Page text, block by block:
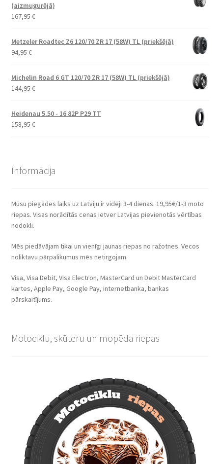
(aizmugurējā)
167,95 €
Metzeler Roadtec Z6 120/70 ZR 17 (58W) TL (priekšējā)
94,95 €
Michelin Road 6 GT 120/70 ZR 17 (58W) TL (priekšējā)
144,95 €
Heidenau 5.50 - 16 82P P29 TT
158,95 €
Informācija
Mūsu piegādes laiks uz Latviju ir vidēji 3-4 dienas. 19,95€/1-3 moto
riepas. Visas norādītās cenas ietver Latvijas pievienotās vērtības
nodokli.
Mēs piedāvājam tikai un vienīgi jaunas riepas no ražotnes. Vecos
noliktavu pārpalikumus mēs netirgojam.
Visa, Visa Debit, Visa Electron, MasterCard un Debit MasterCard
kartes, Apple Pay, Google Pay, internetbanka, bankas
pārskaitījums.
Motociklu, skūteru un mopēda riepas